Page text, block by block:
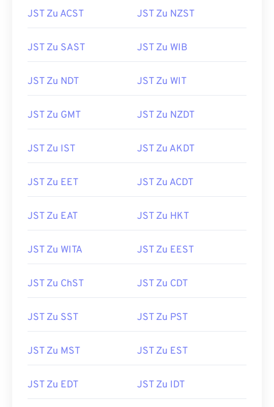
JST Zu ACST JST Zu NZST
JST Zu SAST JST Zu WIB
JST Zu NDT JST Zu WIT
JST Zu GMT JST Zu NZDT
JST Zu IST JST Zu AKDT
JST Zu EET JST Zu ACDT
JST Zu EAT JST Zu HKT
JST Zu WITA JST Zu EEST
JST Zu ChST JST Zu CDT
JST Zu SST JST Zu PST
JST Zu MST JST Zu EST
JST Zu EDT JST Zu IDT